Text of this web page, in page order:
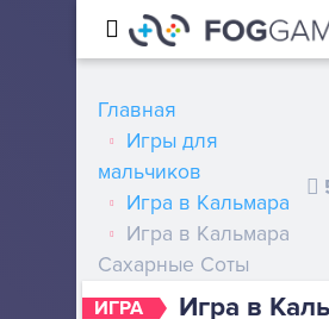
ИГРА
Игра в
Главная
Игры для
мальчиков
Игра в Кальмара
Игра в Кальмара
Сахарные Соты